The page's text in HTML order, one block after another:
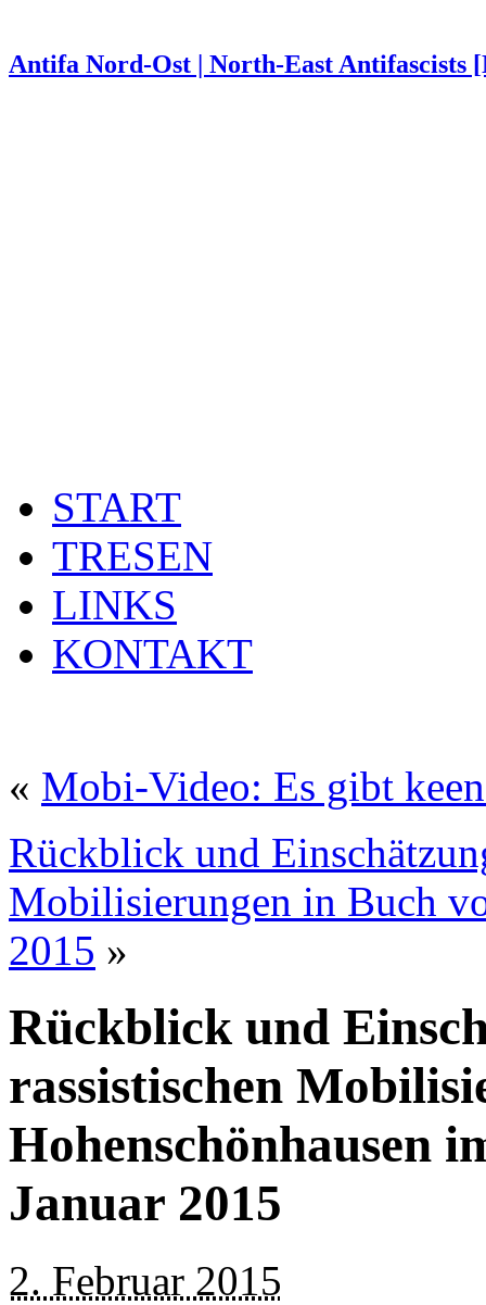
Antifa Nord-Ost | North-East Antifascists
START
TRESEN
LINKS
KONTAKT
« Mobi-Video: Es gibt
Rückblick und
Mobilisierungen in Buch
2015 »
Rückblick und
rassistischen
Hohenschönhausen
Januar 2015
2. Februar 2015